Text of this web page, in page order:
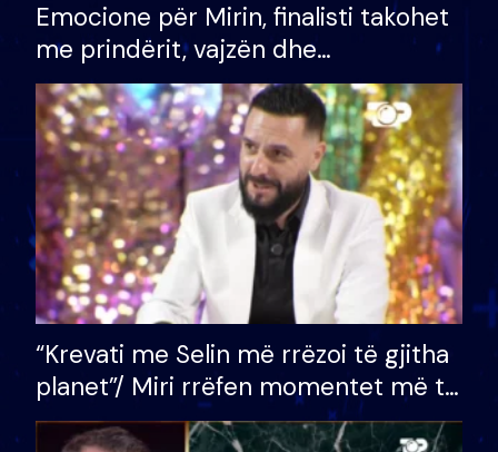
Emocione për Mirin, finalisti takohet
me prindërit, vajzën dhe
bashkëshorten: S’kemi ndonjë letër
divorci apo jo?
“Krevati me Selin më rrëzoi të gjitha
planet”/ Miri rrëfen momentet më të
bukura në shtëpinë e BB VIP: Do më